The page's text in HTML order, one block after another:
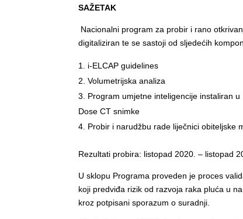
SAŽETAK
Nacionalni program za probir i rano
digitaliziran te se sastoji od sljedećih
i-ELCAP guidelines
Volumetrijska analiza
Program umjetne inteligencije instaliran
Dose CT snimke
Probir i narudžbu rade liječnici obiteljske
Rezultati probira: listopad 2020. – listopad
U sklopu Programa proveden je proces
koji predviđa rizik od razvoja raka pluća u
kroz potpisani sporazum o suradnji.